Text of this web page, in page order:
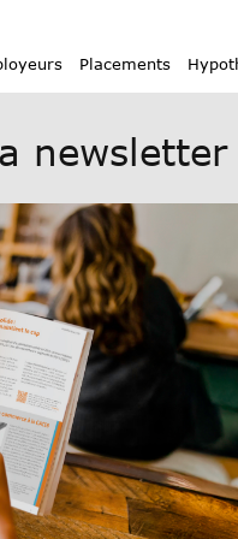
Placements
newsletter